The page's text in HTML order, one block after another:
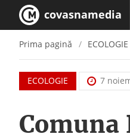
covasnamedia
Prima pagină ECOLOGIE
ECOLOGIE 7
Comuna